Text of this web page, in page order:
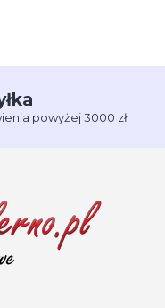
powyżej 3000 zł